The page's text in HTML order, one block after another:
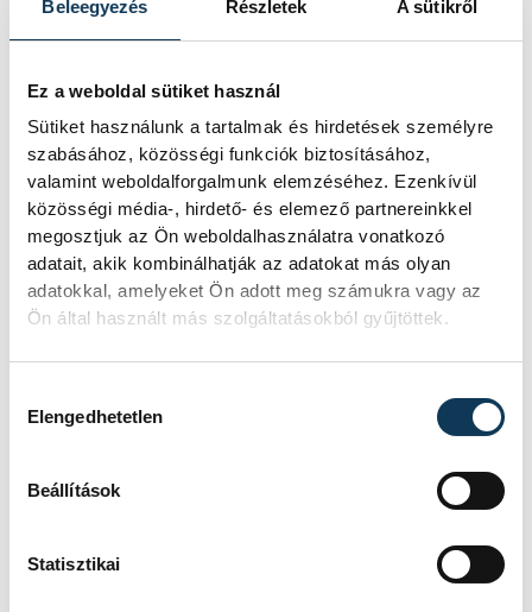
Beleegyezés Részletek A sütikről
Ez a weboldal sütiket használ
Sütiket használunk a tartalmak és hirdetések személyre
szabásához, közösségi funkciók biztosításához,
valamint weboldalforgalmunk elemzéséhez. Ezenkívül
közösségi média-, hirdető- és elemező partnereinkkel
megosztjuk az Ön weboldalhasználatra vonatkozó
adatait, akik kombinálhatják az adatokat más olyan
adatokkal, amelyeket Ön adott meg számukra vagy az
Ön által használt más szolgáltatásokból gyűjtöttek.
Elengedhetetlen
Beállítások
Statisztikai